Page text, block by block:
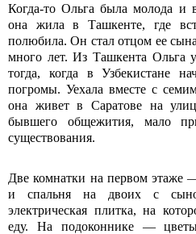
Когда-то Ольга была молода и
она жила в Ташкенте, где
полюбила. Он стал отцом ее
много лет. Из Ташкента Ольга
тогда, когда в Узбекистане
погромы. Уехала вместе с
она живет в Саратове на
бывшего общежития, мало
существования.
Две комнатки на первом этаже
и спальня на двоих с
электрическая плитка, на
еду. На подоконнике —